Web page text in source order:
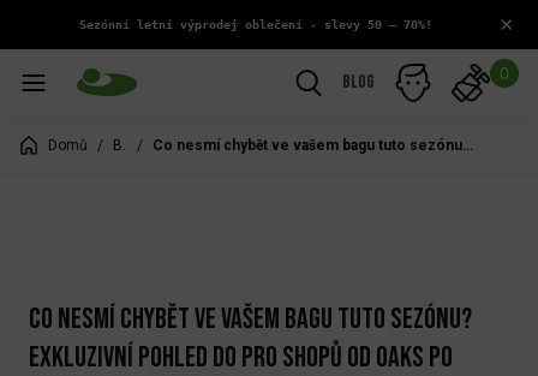
Sezónní letní výprodej oblečení - slevy 50 – 70%! ×
Blog 0
Domů / / Co nesmí chybět ve vašem bagu tuto sezónu? Exkluzivní pohled do Pro shopů od Oaks po Austerlitz
CO NESMÍ CHYBĚT VE VAŠEM BAGU TUTO SEZÓNU?
EXKLUZIVNÍ POHLED DO PRO SHOPŮ OD OAKS PO